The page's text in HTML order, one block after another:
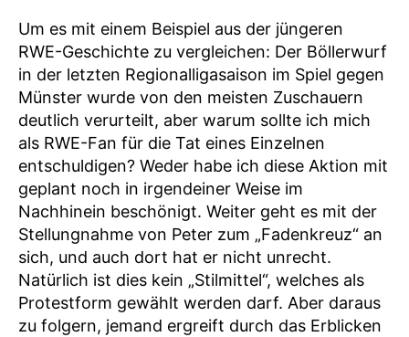
Um es mit einem Beispiel aus der jüngeren
RWE-Geschichte zu vergleichen: Der Böllerwurf
in der letzten Regionalligasaison im Spiel gegen
Münster wurde von den meisten Zuschauern
deutlich verurteilt, aber warum sollte ich mich
als RWE-Fan für die Tat eines Einzelnen
entschuldigen? Weder habe ich diese Aktion mit
geplant noch in irgendeiner Weise im
Nachhinein beschönigt. Weiter geht es mit der
Stellungnahme von Peter zum „Fadenkreuz“ an
sich, und auch dort hat er nicht unrecht.
Natürlich ist dies kein „Stilmittel“, welches als
Protestform gewählt werden darf. Aber daraus
zu folgern, jemand ergreift durch das Erblicken